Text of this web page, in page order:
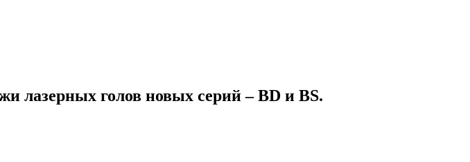
лазерных голов новых серий – BD и BS.